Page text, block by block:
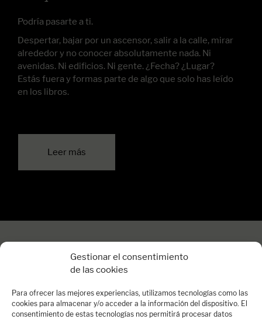
Gestionar el consentimiento
de las cookies
Para ofrecer las mejores experiencias, utilizamos tecnologías como las
cookies para almacenar y/o acceder a la información del dispositivo. El
consentimiento de estas tecnologías nos permitirá procesar datos
Podría pasarte a ti.
Despertar, bajar por un ascensor, salir a la calle, mirar
alrededor y no conocer absolutamente nada. Ni
avenidas. Ni edificios. Ni gente. ¿Fecha? ¿Lugar?
Estás fuera y formas parte de algo que solo has leído
en los libros.
Leer más